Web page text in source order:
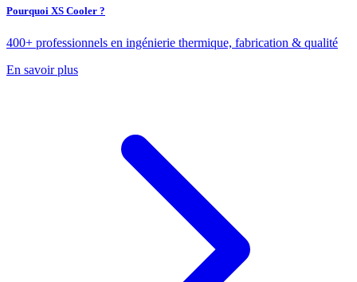
Pourquoi XS Cooler ?
400+ professionnels en ingénierie thermique, fabrication & qualité
En savoir plus